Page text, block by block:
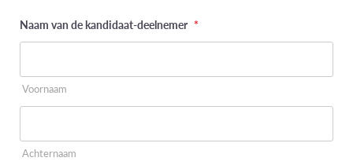
Naam van de kandidaat-deelnemer *
Voornaam
Achternaam